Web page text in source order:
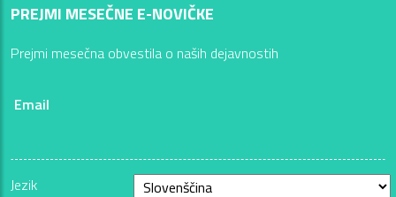
PREJMI MESEČNE E-NOVIČKE
Prejmi mesečna obvestila o naših dejavnostih
Email
Jezik